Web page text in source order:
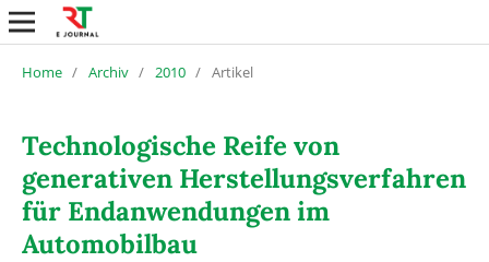
Home / Archiv / 2010 / Artikel
Technologische Reife von
generativen Herstellungsverfahren
für Endanwendungen im
Automobilbau